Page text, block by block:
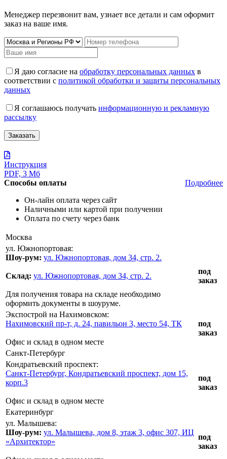
Менеджер перезвонит вам, узнает все детали и сам оформит
заказ на ваше имя.
Я даю согласие на обработку персональных данных в
соответствии с политикой обработки и защиты персональных
данных
Я соглашаюсь получать информационную и рекламную
рассылку
Инструкция
PDF, 3 Мб
Способы оплаты
Подробнее
Он-лайн оплата через сайт
Наличными или картой при получении
Оплата по счету через банк
Москва
ул. Южнопортовая:
Шоу-рум: ул. Южнопортовая, дом 34, стр. 2.
Склад: ул. Южнопортовая, дом 34, стр. 2.
Для получения товара на складе необходимо
оформить документы в шоуруме.
под
заказ
Экспострой на Нахимовском:
Нахимовский пр-т, д. 24, павильон 3, место 54, ТК
Офис и склад в одном месте
под
заказ
Санкт-Петербург
Кондратьевский проспект:
Санкт-Петербург, Кондратьевский проспект, дом 15,
корп.3
Офис и склад в одном месте
под
заказ
Екатеринбург
ул. Малышева:
Шоу-рум: ул. Малышева, дом 8, этаж 3, офис 307, ИЦ
«Архитектор»
под
заказ